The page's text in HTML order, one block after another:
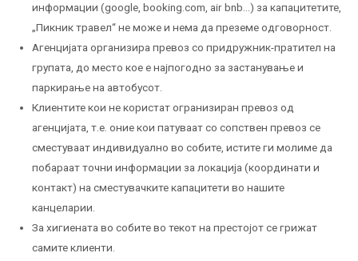
информации (google, booking.com, air bnb…) за капацитетите,
„Пикник травел“ не може и нема да преземе одговорност.
Агенцијата организира превоз со придружник-пратител на
групата, до место кое е најпогодно за застанување и
паркирање на автобусот.
Клиентите кои не користат огранизиран превоз од
агенцијата, т.е. оние кои патуваат со сопствен превоз се
сместуваат индивидуално во собите, истите ги молиме да
побараат точни информации за локација (координати и
контакт) на сместувачките капацитети во нашите
канцеларии.
За хигиената во собите во текот на престојот се грижат
самите клиенти.